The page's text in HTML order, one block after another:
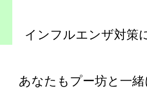
インフルエンザ対策
あなたもプー坊と一